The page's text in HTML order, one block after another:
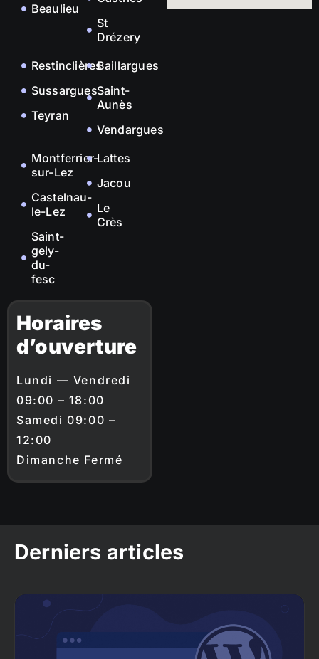
Beaulieu
St
Drézery
Restinclières
Sussargues
Teyran
Baillargues
Saint-
Aunès
Vendargues
Montferrier-
sur-Lez
Castelnau-
le-Lez
Saint-
gely-
du-
fesc
Lattes
Jacou
Le
Crès
Horaires
d’ouverture
Lundi — Vendredi
09:00 – 18:00
Samedi 09:00 –
12:00
Dimanche Fermé
Derniers articles